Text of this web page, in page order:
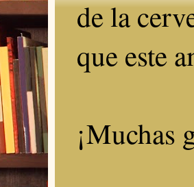
de la
que este
¡Muchas